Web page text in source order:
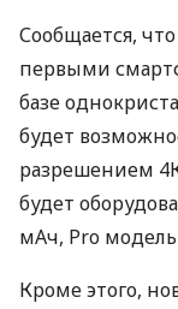
Сообщается,
первыми
базе
будет
разрешением
будет
мАч, Pro
Кроме этого,